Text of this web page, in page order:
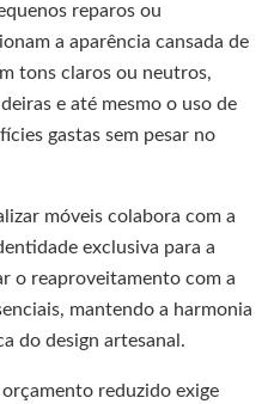
reparos ou
a aparência cansada de
tons claros ou neutros,
e até mesmo o uso de
gastas sem pesar no
móveis colabora com a
exclusiva para a
o reaproveitamento com a
mantendo a harmonia
do design artesanal.
reduzido exige